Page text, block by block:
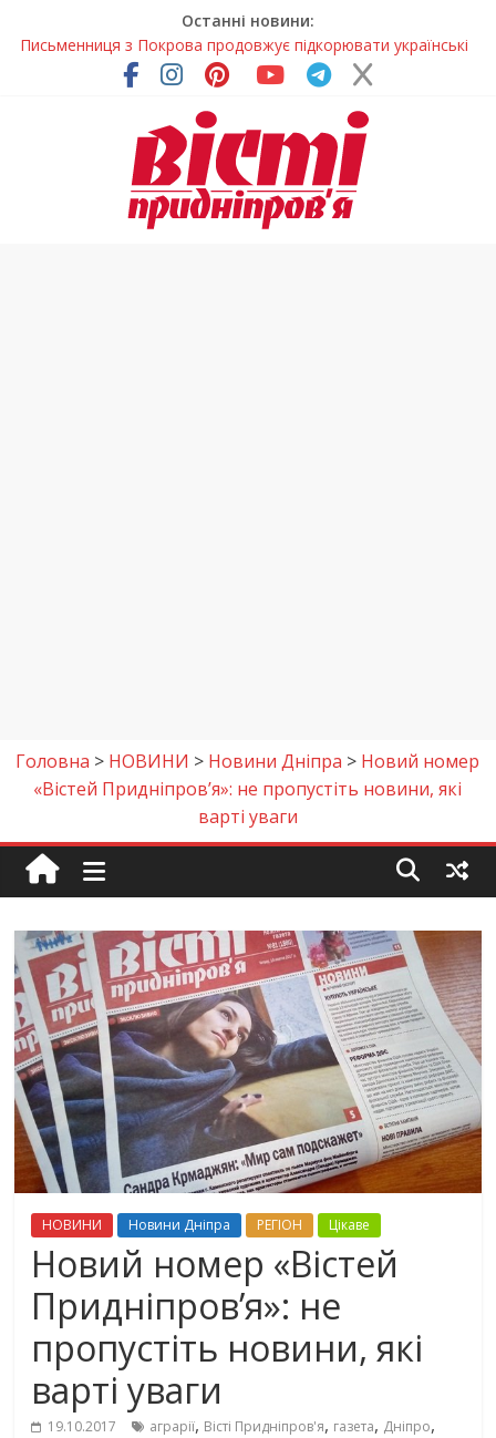
Останні новини:
Письменниця з Покрова продовжує підкорювати українські
та міжнародні творчі вершини
У Дніпрі повністю оновили один із найзавантаженіших
Педагоги Дніпропетровщини увійшли до числа найкращих
учителів України
У прифронтовій громаді Дніпропетровщини планують
суттєво підвищити тарифи на воду
Головна > НОВИНИ > Новини Дніпра > Новий номер
«Вістей Придніпров’я»: не пропустіть новини, які
варті уваги
НОВИНИ Новини Дніпра РЕГІОН Цікаве
Новий номер «Вістей
Придніпров’я»: не
пропустіть новини, які
варті уваги
19.10.2017 аграрії, Вісті Придніпров'я, газета, Дніпро,